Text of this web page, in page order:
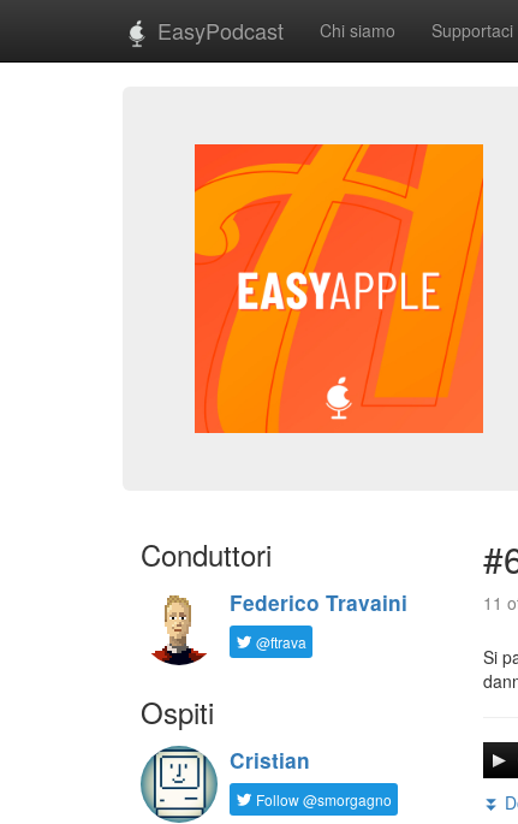
EasyPodcast Chi siamo Supportaci
Conduttori
Federico Travaini
@ftrava
Ospiti
Cristian
Follow @smorgagno
11
Si
⏬